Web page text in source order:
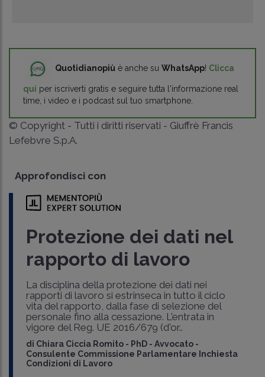
Quotidianopiù è anche su WhatsApp! Clicca
qui per iscriverti gratis e seguire tutta l'informazione real
time, i video e i podcast sul tuo smartphone.
© Copyright - Tutti i diritti riservati - Giuffrè Francis
Lefebvre S.p.A.
Approfondisci con
Protezione dei dati nel
rapporto di lavoro
La disciplina della protezione dei dati nei
rapporti di lavoro si estrinseca in tutto il ciclo
vita del rapporto, dalla fase di selezione del
personale fino alla cessazione. L'entrata in
vigore del Reg. UE 2016/679 (d'or..
di Chiara Ciccia Romito - PhD - Avvocato -
Consulente Commissione Parlamentare Inchiesta
Condizioni di Lavoro